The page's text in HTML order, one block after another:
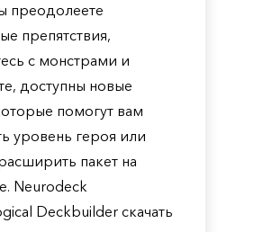
преодолеете
препятствия,
с монстрами и
доступны новые
помогут вам
уровень героя или
пакет на
Neurodeck
Deckbuilder скачать